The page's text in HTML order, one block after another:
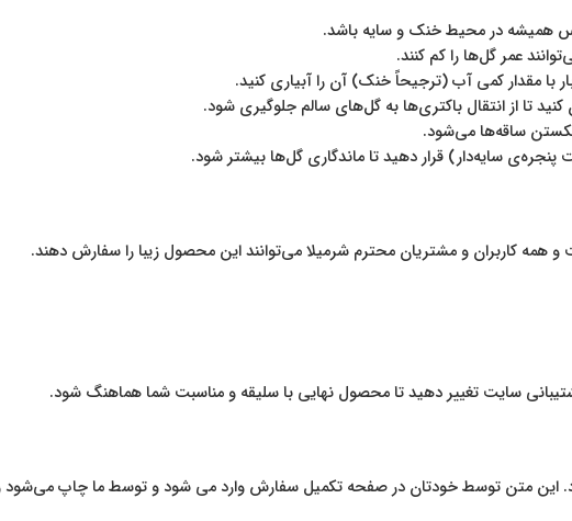
همیشه در محیط خنک و سایه باشد.
عمر گل‌ها را کم کنند.
مقدار کمی آب (ترجیحاً خنک) آن را آبیاری کنید.
تا از انتقال باکتری‌ها به گل‌های سالم جلوگیری شود.
ساقه‌ها می‌شود.
سایه‌دار) قرار دهید تا ماندگاری گل‌ها بیشتر شود.
همه کاربران و مشتریان محترم شرمیلا می‌توانند این محصول زیبا را سفارش دهند.
سایت تغییر دهید تا محصول نهایی با سلیقه و مناسبت شما هماهنگ شود.
دارد. این متن توسط خودتان در صفحه تکمیل سفارش وارد می شود و توسط ما چاپ